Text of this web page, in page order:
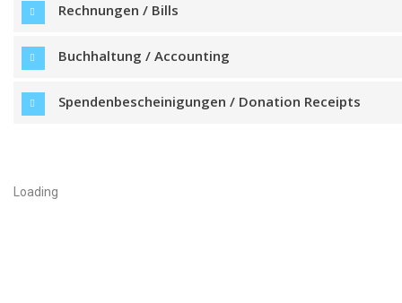
Rechnungen / Bills
Buchhaltung / Accounting
Spendenbescheinigungen / Donation Receipts
Loading